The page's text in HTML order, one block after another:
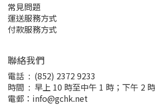
常見問題
運送服務方式
付款服務方式
聯絡我們
電話 : (852) 2372 9233
時間 : 早上 10 時至中午 1 時；下午 2
電郵：info@gchk.net